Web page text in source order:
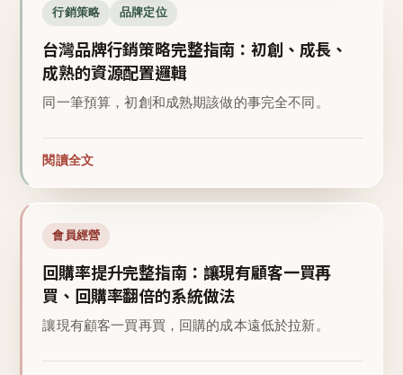
行銷策略 品牌定位
台灣品牌行銷策略完整指南：初創、成長、
成熟的資源配置邏輯
同一筆預算，初創和成熟期該做的事完全不同。
閱讀全文
會員經營
回購率提升完整指南：讓現有顧客一買再
買、回購率翻倍的系統做法
讓現有顧客一買再買，回購的成本遠低於拉新。